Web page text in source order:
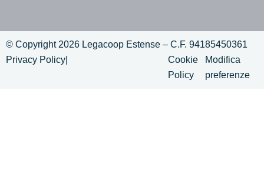
© Copyright 2026 Legacoop Estense – C.F. 94185450361
Privacy Policy
Cookie
Policy
Modifica
preferenze